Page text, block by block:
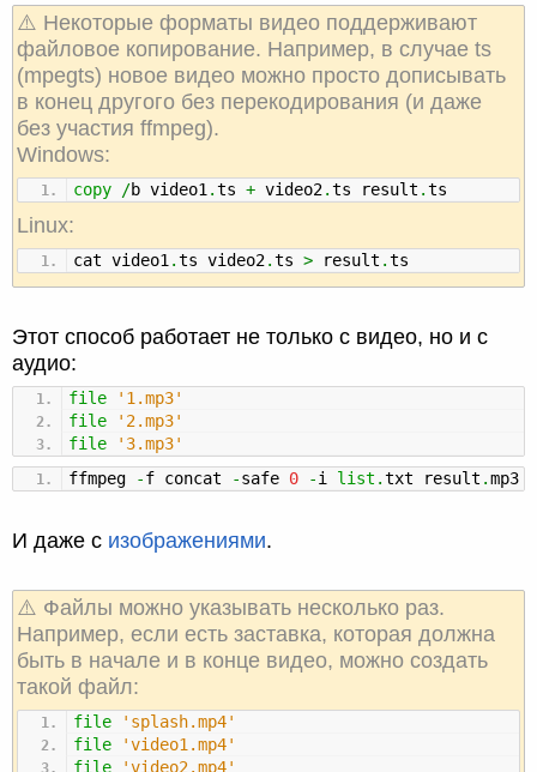
⚠️ Некоторые форматы видео поддерживают
файловое копирование. Например, в случае ts
(mpegts) новое видео можно просто дописывать
в конец другого без перекодирования (и даже
без участия ffmpeg).
Windows:
copy /b video1 .ts + video2.ts result .ts
Linux:
cat video1 .ts video2.ts > result .ts
Этот способ работает не только с видео, но и с
аудио:
file
'1.mp3'
file
'2.mp3'
file
'3.mp3'
ffmpeg
-f concat -safe 0 -i list .txt result .mp3
И даже с изображениями.
⚠️ Файлы можно указывать несколько раз.
Например, если есть заставка, которая должна
быть в начале и в конце видео, можно создать
такой файл:
file
'splash.mp4'
file
'video1.mp4'
file
'video2.mp4'